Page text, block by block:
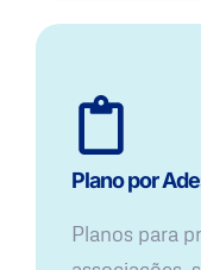
Plano por
Planos para